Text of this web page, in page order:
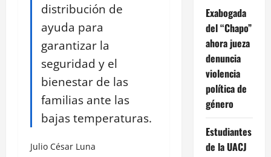
distribución de
ayuda para
garantizar la
seguridad y el
bienestar de las
familias ante las
bajas temperaturas.
Julio César Luna
Exabogada
del “Chapo”
ahora jueza
denuncia
violencia
política de
género
Estudiantes
de la UACJ